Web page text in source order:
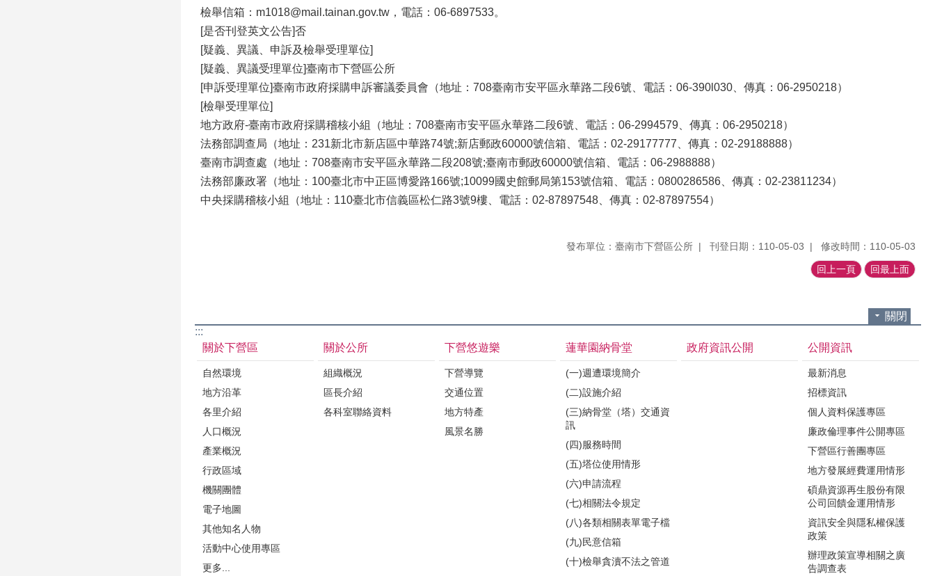
檢舉信箱：m1018@mail.tainan.gov.tw，電話：06-6897533。
[是否刊登英文公告]否
[疑義、異議、申訴及檢舉受理單位]
[疑義、異議受理單位]臺南市下營區公所
[申訴受理單位]臺南市政府採購申訴審議委員會（地址：708臺南市安平區永華路二段6號、電話：06-390l030、傳真：06-2950218）
[檢舉受理單位]
地方政府-臺南市政府採購稽核小組（地址：708臺南市安平區永華路二段6號、電話：06-2994579、傳真：06-2950218）
法務部調查局（地址：231新北市新店區中華路74號;新店郵政60000號信箱、電話：02-29177777、傳真：02-29188888）
臺南市調查處（地址：708臺南市安平區永華路二段208號;臺南市郵政60000號信箱、電話：06-2988888）
法務部廉政署（地址：100臺北市中正區博愛路166號;10099國史館郵局第153號信箱、電話：0800286586、傳真：02-23811234）
中央採購稽核小組（地址：110臺北市信義區松仁路3號9樓、電話：02-87897548、傳真：02-87897554）
發布單位：臺南市下營區公所 刊登日期：110-05-03 修改時間：110-05-03
回上一頁 回最上面
關閉
:::
關於下營區
自然環境
地方沿革
各里介紹
人口概況
產業概況
行政區域
機關團體
電子地圖
其他知名人物
活動中心使用專區
更多...
關於公所
組織概況
區長介紹
各科室聯絡資料
下營悠遊樂
下營導覽
交通位置
地方特產
風景名勝
蓮華園納骨堂
(一)週遭環境簡介
(二)設施介紹
(三)納骨堂（塔）交通資
訊
(四)服務時間
(五)塔位使用情形
(六)申請流程
(七)相關法令規定
(八)各類相關表單電子檔
(九)民意信箱
(十)檢舉貪瀆不法之管道
政府資訊公開 公開資訊
最新消息
招標資訊
個人資料保護專區
廉政倫理事件公開專區
下營區行善團專區
地方發展經費運用情形
碩鼎資源再生股份有限
公司回饋金運用情形
資訊安全與隱私權保護
政策
辦理政策宣導相關之廣
告調查表